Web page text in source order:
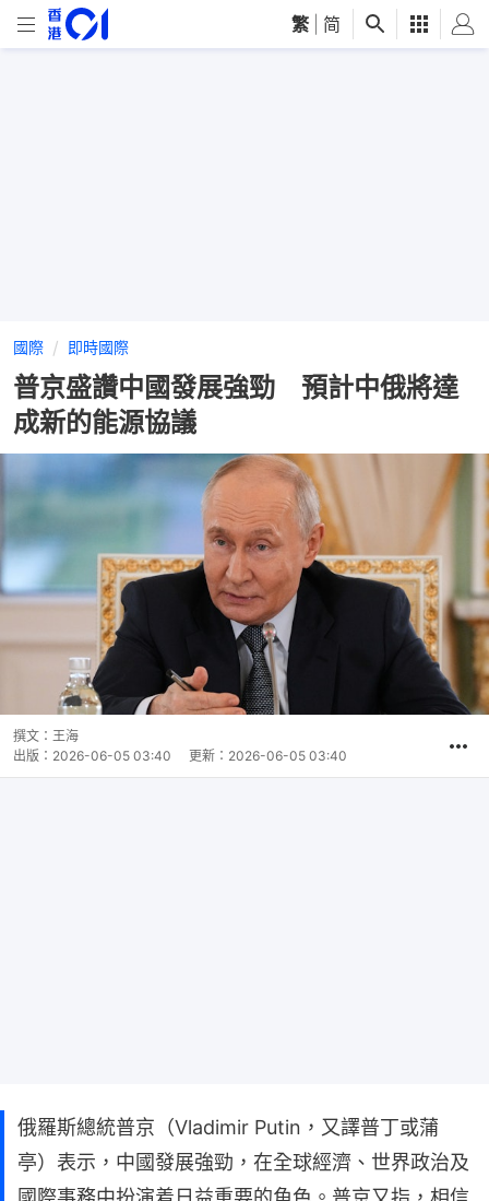
繁 简
國際 即時國際
普京盛讚中國發展強勁 預計中俄將達
成新的能源協議
撰文： 王海
出版： 2026-06-05 03:40 更新： 2026-06-05 03:40
俄羅斯總統普京（Vladimir Putin，又譯普丁或蒲
亭）表示，中國發展強勁，在全球經濟、世界政治及